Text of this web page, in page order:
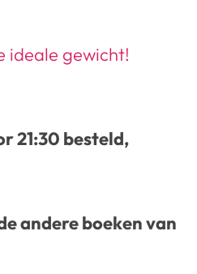
ideale gewicht!
21:30 besteld,
andere boeken van